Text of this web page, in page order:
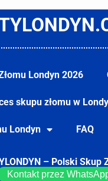
Londyn 2026
skupu złomu w
Londyn FAQ
– Polski Skup
Surrey |
Kontakt przez